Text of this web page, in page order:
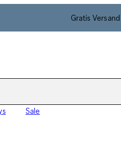
Gratis
Sale